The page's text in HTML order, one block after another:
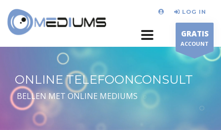
LOG IN
GRATIS
ACCOUNT
ONLINE TELEFOONCONSULT
BELLEN MET ONLINE MEDIUMS